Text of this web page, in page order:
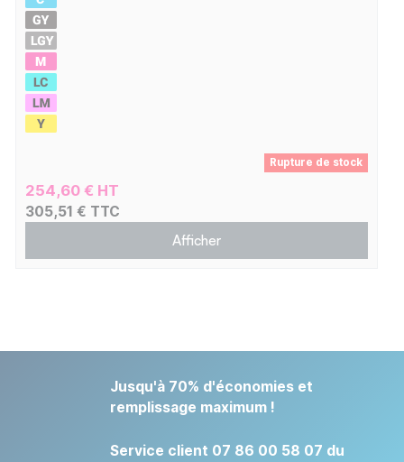
Rupture de stock
254,60 € HT
305,51 € TTC
Afficher
Jusqu'à 70% d'économies et
remplissage maximum !
Service client 07 86 00 58 07 du